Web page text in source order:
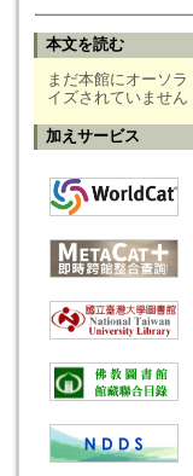
本文を読む
まだ本館にオーソラ
イズされていません
加えサービス